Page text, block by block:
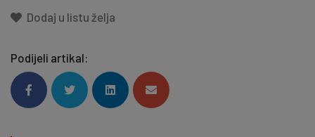
Dodaj u listu želja
Podijeli artikal: